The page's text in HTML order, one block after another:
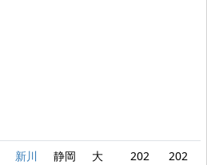
新川
静岡
大
202
202